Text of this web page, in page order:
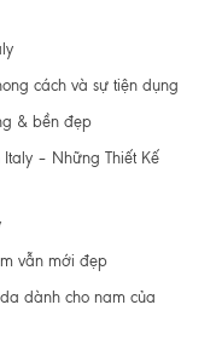
cách và sự tiện dụng
& bền đẹp
– Những Thiết Kế
vẫn mới đẹp
dành cho nam của